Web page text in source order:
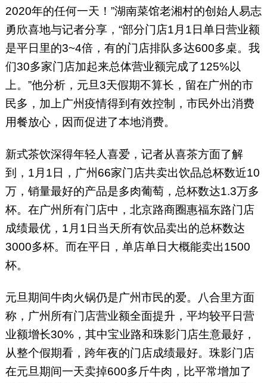
2020年的任何一天！”湖南菜馆老湘村的创始人易志
勇欣喜地与记者分享，“部分门店1月1日单日营业额
是平日里的3~4倍，有的门店排队多达600多桌。我
们30多家门店加起来总体营业额完成了125%以
上。”他分析，元旦3天假期不算长，留在广州的市
民多，加上广州疫情得到有效控制，市民外出消费
用餐放心，因而促进了本地消费。
新式茶饮深得年轻人喜爱，记者从喜茶方面了解
到，1月1日，广州66家门店共卖出饮品总杯数近10
万，销量最好的产品是多肉葡萄，总杯数达1.3万多
杯。在广州所有门店中，北京路商圈惠福东路门店
成绩最优，1月1日当天所有饮品卖出的总杯数达
3000多杯。而在平日，单店单日大概能卖出1500
杯。
元旦期间牛肉火锅仍是广州市民的爱。八合里方面
称，广州所有门店营业额全面提升，平均较平日营
业额增长30%，其中宝业路和珠影门店生意最好，
从整个假期看，跨年夜的门店成绩最好。珠影门店
在元旦期间一天卖掉600多斤牛肉，比平常增加了